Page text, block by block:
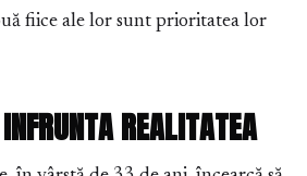
fiice ale lor sunt prioritatea lor
REALITATEA